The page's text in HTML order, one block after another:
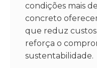
condições mais
concreto
que reduz
reforça o
sustentabilidade.